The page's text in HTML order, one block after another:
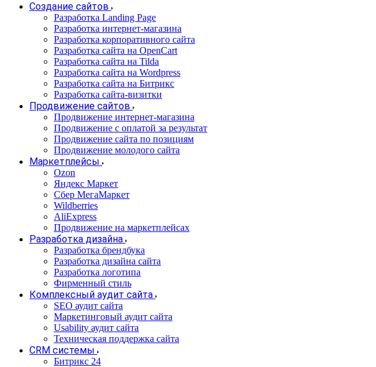
Создание сайтов
Разработка Landing Page
Разработка интернет-магазина
Разработка корпоративного сайта
Разработка сайта на OpenCart
Разработка сайта на Tilda
Разработка сайта на Wordpress
Разработка сайта на Битрикс
Разработка сайта-визитки
Продвижение сайтов
Продвижение интернет-магазина
Продвижение с оплатой за результат
Продвижение сайта по позициям
Продвижение молодого сайта
Маркетплейсы
Ozon
Яндекс Маркет
Сбер МегаМаркет
Wildberries
AliExpress
Продвижение на маркетплейсах
Разработка дизайна
Разработка брендбука
Разработка дизайна сайта
Разработка логотипа
Фирменный стиль
Комплексный аудит сайта
SEO аудит сайта
Маркетинговый аудит сайта
Usability аудит сайта
Техническая поддержка сайта
CRM системы
Битрикс 24